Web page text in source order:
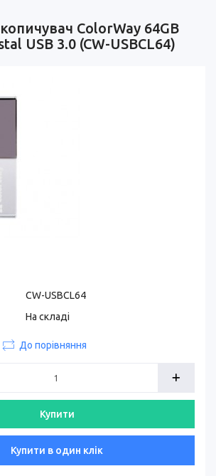
ColorWay 64GB
USB 3.0 (CW-USBCL64)
CW-USBCL64
На складі
До порівняння
Купити